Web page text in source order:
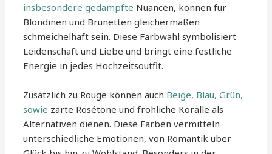
insbesondere gedämpfte Nuancen, können für
Blondinen und Brunetten gleichermaßen
schmeichelhaft sein. Diese Farbwahl symbolisiert
Leidenschaft und Liebe und bringt eine festliche
Energie in jedes Hochzeitsoutfit.
Zusätzlich zu Rouge können auch Beige, Blau, Grün,
sowie zarte Rosétöne und fröhliche Koralle als
Alternativen dienen. Diese Farben vermitteln
unterschiedliche Emotionen, von Romantik über